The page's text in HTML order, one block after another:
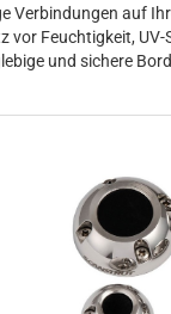
Verbindungen auf
vor Feuchtigkeit,
und sichere